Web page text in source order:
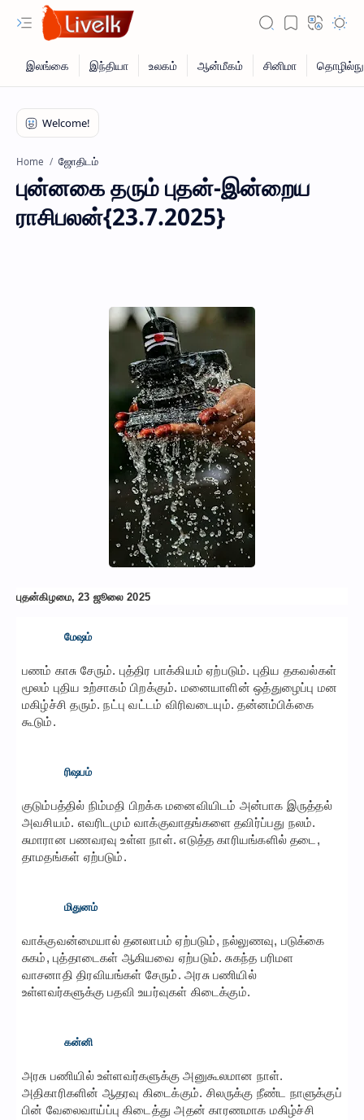
Home ஜோதிடம்
புன்னகை தரும் புதன்-இன்றைய
ராசிபலன்{23.7.2025}
புதன்கிழமை, 23 ஜூலை 2025
மேஷம்
பணம் காசு சேரும். புத்திர பாக்கியம் ஏற்படும். புதிய தகவல்கள்
மூலம் புதிய உற்சாகம் பிறக்கும். மனையாளின் ஒத்துழைப்பு மன
மகிழ்ச்சி தரும். நட்பு வட்டம் விரிவடையும். தன்னம்பிக்கை
கூடும்.
ரிஷபம்
குடும்பத்தில் நிம்மதி பிறக்க மனைவியிடம் அன்பாக இருத்தல்
அவசியம். எவரிடமும் வாக்குவாதங்களை தவிர்ப்பது நலம்.
சுமாரான பணவரவு உள்ள நாள். எடுத்த காரியங்களில் தடை,
தாமதங்கள் ஏற்படும்.
மிதுனம்
வாக்குவன்மையால் தனலாபம் ஏற்படும், நல்லுணவு, படுக்கை
சுகம், புத்தாடைகள் ஆகியவை ஏற்படும். சுகந்த பரிமள
வாசனாதி திரவியங்கள் சேரும். அரசு பணியில்
உள்ளவர்களுக்கு பதவி உயர்வுகள் கிடைக்கும்.
கன்னி
அரசு பணியில் உள்ளவர்களுக்கு அனுகூலமான நாள்.
அதிகாரிகளின் ஆதரவு கிடைக்கும். சிலருக்கு நீண்ட நாளுக்குப்
பின் வேலைவாய்ப்பு கிடைத்து அதன் காரணமாக மகிழ்ச்சி